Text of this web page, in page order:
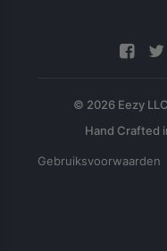
© 2026 Eezy
Gebruiksvoorwaarden